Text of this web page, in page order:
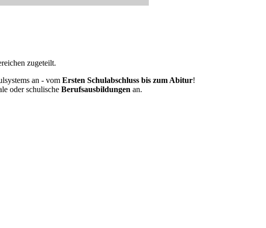
zugeteilt.
an - vom Ersten Schulabschluss bis zum Abitur!
oder schulische Berufsausbildungen an.